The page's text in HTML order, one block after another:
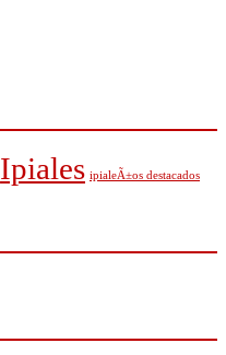
Ipiales ipialeÃ±os destacados